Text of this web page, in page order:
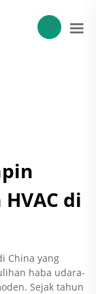
di
China yang
haba udara-
Sejak tahun